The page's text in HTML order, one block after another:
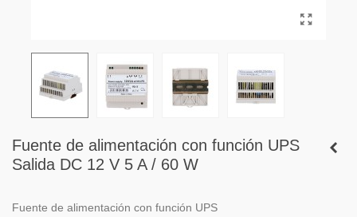
Fuente de alimentación con función UPS
Salida DC 12 V 5 A / 60 W
Fuente de alimentación con función UPS